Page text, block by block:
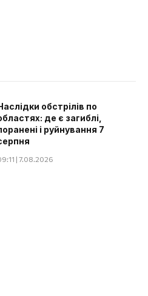
обстрілів по
де є загиблі,
і руйнування 7
| 7.08.2026